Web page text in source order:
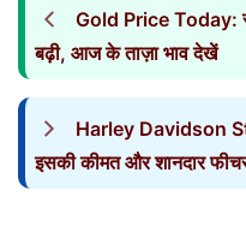
Gold Price Today:
बढ़ी, आज के ताज़ा भाव देखें
Harley Davidson
इसकी कीमत और शानदार